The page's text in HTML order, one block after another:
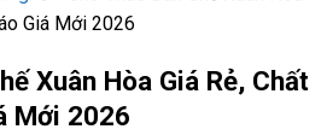
Giá Mới 2026
Xuân Hòa Giá Rẻ, Chất
Mới 2026